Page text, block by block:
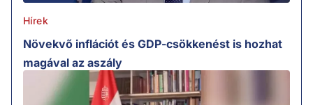
Hírek
Növekvő inflációt és GDP-csökkenést is hozhat
magával az aszály